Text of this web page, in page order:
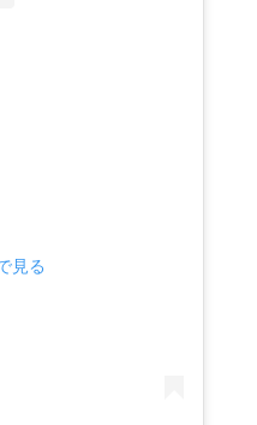
見る